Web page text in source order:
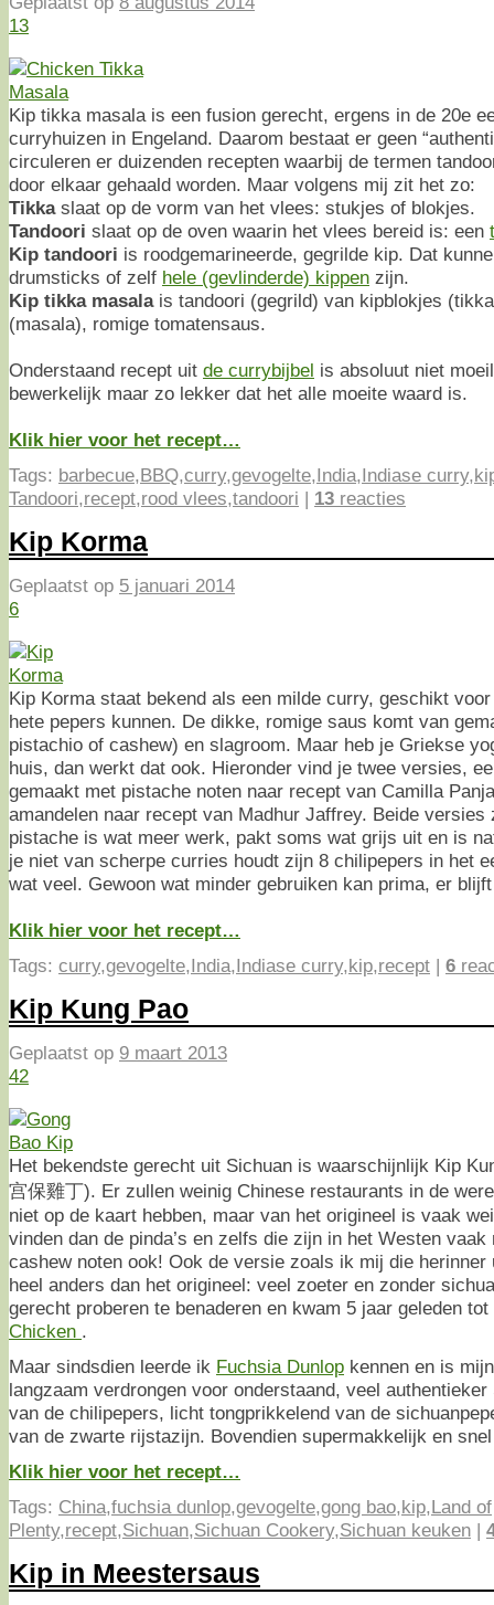
13
Kip tikka masala is een fusion gerecht, ergens in de 20e
curryhuizen in Engeland. Daarom bestaat er geen
circuleren er duizenden recepten waarbij de termen
door elkaar gehaald worden. Maar volgens mij zit het zo:
Tikka slaat op de vorm van het vlees: stukjes of blokjes.
Tandoori slaat op de oven waarin het vlees bereid is: een
Kip tandoori is roodgemarineerde, gegrilde kip. Dat
drumsticks of zelf hele (gevlinderde) kippen zijn.
Kip tikka masalais tandoori (gegrild) van kipblokjes
(masala), romige tomatensaus.
Onderstaand recept uit de currybijbel is absoluut niet
bewerkelijk maar zo lekker dat het alle moeite waard is.
Klik hier voor het recept…
Tags: barbecue,BBQ,curry,gevogelte,India,Indiase curry,
Tandoori,recept,rood vlees,tandoori | 13 reacties
Kip Korma
Geplaatst op 5 januari 2014
6
Kip Korma staat bekend als een milde curry, geschikt
hete pepers kunnen. De dikke, romige saus komt van
pistachio of cashew) en slagroom. Maar heb je Griekse
huis, dan werkt dat ook. Hieronder vind je twee versies,
gemaakt met pistache noten naar recept van Camilla
amandelen naar recept van Madhur Jaffrey. Beide
pistache is wat meer werk, pakt soms wat grijs uit en is
je niet van scherpe curries houdt zijn 8 chilipepers in het
wat veel. Gewoon wat minder gebruiken kan prima, er
Klik hier voor het recept…
Tags: curry,gevogelte,India,Indiase curry,kip,recept | 6
Kip Kung Pao
Geplaatst op 9 maart 2013
42
Het bekendste gerecht uit Sichuan is waarschijnlijk Kip
宫保雞丁). Er zullen weinig Chinese restaurants in de
niet op de kaart hebben, maar van het origineel is vaak
vinden dan de pinda’s en zelfs die zijn in het Westen vaak
cashew noten ook! Ook de versie zoals ik mij die
heel anders dan het origineel: veel zoeter en zonder
gerecht proberen te benaderen en kwam 5 jaar geleden
Chicken .
Maar sindsdien leerde ik Fuchsia Dunlop kennen en is
langzaam verdrongen voor onderstaand, veel
van de chilipepers, licht tongprikkelend van de
van de zwarte rijstazijn. Bovendien supermakkelijk en
Klik hier voor het recept…
Tags: China,fuchsia dunlop,gevogelte,gong bao,kip,Land of
Plenty,recept,Sichuan,Sichuan Cookery,Sichuan keuken |
Kip in Meestersaus